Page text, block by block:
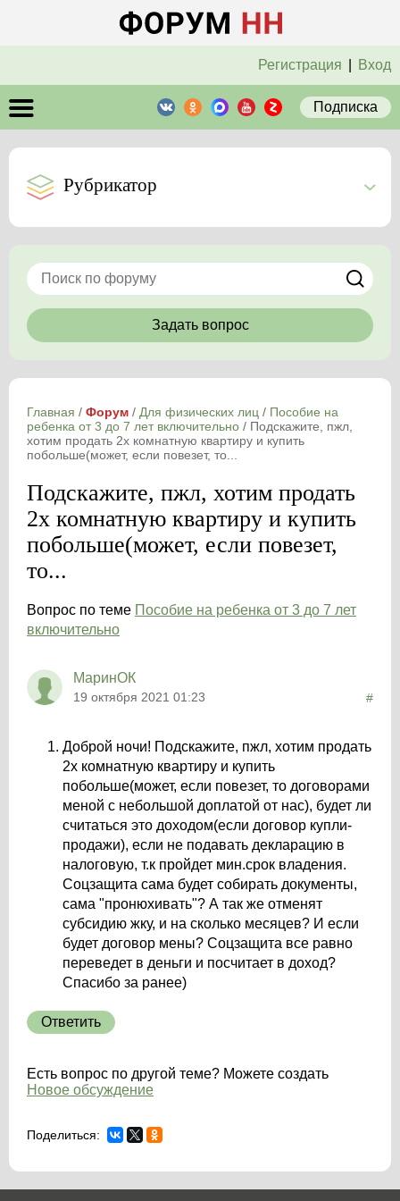
Регистрация Вход
Подписка
Рубрикатор
Задать вопрос
Главная / Форум / Для физических лиц / Пособие на
ребенка от 3 до 7 лет включительно / Подскажите, пжл,
хотим продать 2х комнатную квартиру и купить
побольше(может, если повезет, то...
Подскажите, пжл, хотим продать
2х комнатную квартиру и купить
побольше(может, если повезет,
то...
Вопрос по теме Пособие на ребенка от 3 до 7 лет
включительно
МаринОК
19 октября 2021 01:23 #
Доброй ночи! Подскажите, пжл, хотим продать
2х комнатную квартиру и купить
побольше(может, если повезет, то договорами
меной с небольшой доплатой от нас), будет ли
считаться это доходом(если договор купли-
продажи), если не подавать декларацию в
налоговую, т.к пройдет мин.срок владения.
Соцзащита сама будет собирать документы,
сама "пронюхивать"? А так же отменят
субсидию жку, и на сколько месяцев? И если
будет договор мены? Соцзащита все равно
переведет в деньги и посчитает в доход?
Спасибо за ранее)
Ответить
Есть вопрос по другой теме? Можете создать
Новое обсуждение
Поделиться: